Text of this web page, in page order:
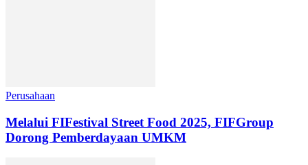
Perusahaan
Melalui FIFestival Street Food 2025, FIFGroup
Dorong Pemberdayaan UMKM